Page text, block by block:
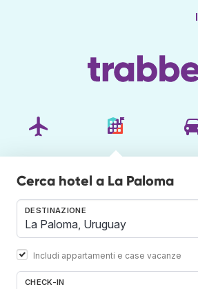
Cerca hotel a La Paloma
DESTINAZIONE
Includi appartamenti e case vacanze
CHECK-IN